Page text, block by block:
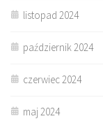
listopad 2024
październik 2024
czerwiec 2024
maj 2024